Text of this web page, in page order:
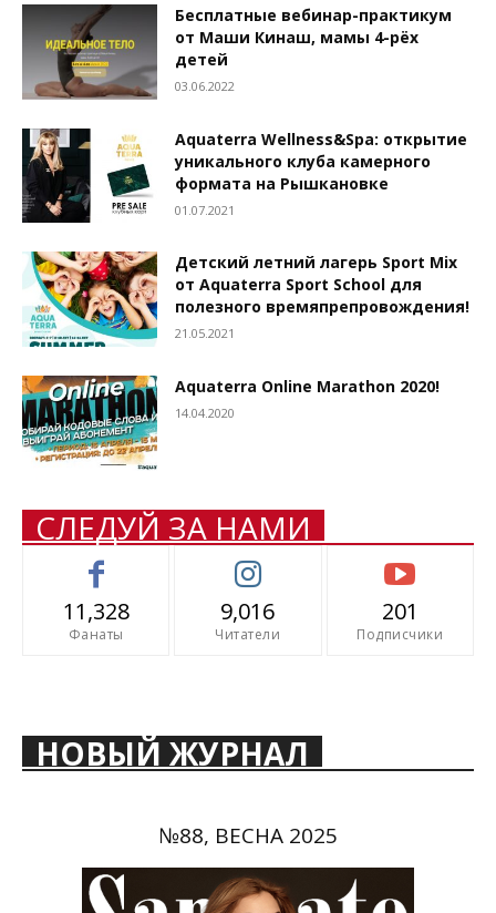
Бесплатные вебинар-практикум
от Маши Кинаш, мамы 4-рёх
детей
03.06.2022
Aquaterra Wellness&Spa: открытие
уникального клуба камерного
формата на Рышкановке
01.07.2021
Детский летний лагерь Sport Mix
от Aquaterra Sport School для
полезного времяпрепровождения!
21.05.2021
Aquaterra Online Marathon 2020!
14.04.2020
СЛЕДУЙ ЗА НАМИ
11,328
Фанаты
9,016
Читатели
201
Подписчики
НОВЫЙ ЖУРНАЛ
№88, ВЕСНА 2025